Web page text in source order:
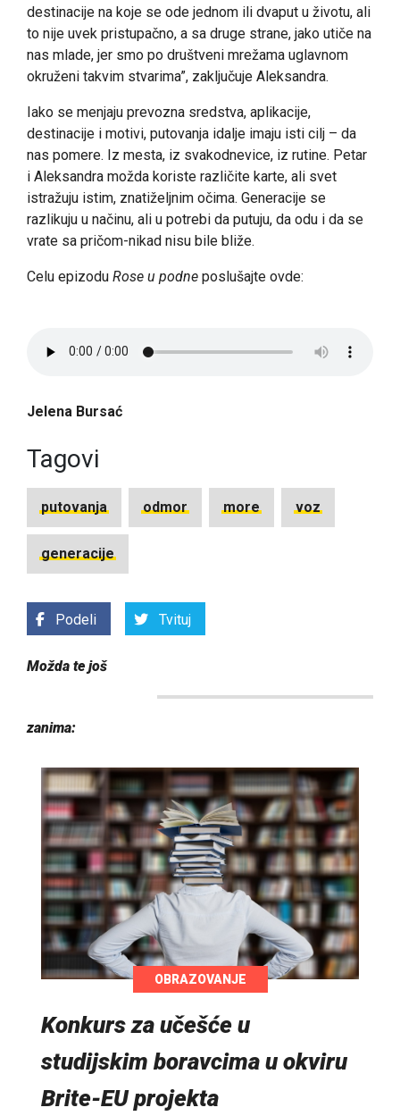
destinacije na koje se ode jednom ili dvaput u životu, ali
to nije uvek pristupačno, a sa druge strane, jako utiče na
nas mlade, jer smo po društveni mrežama uglavnom
okruženi takvim stvarima”, zaključuje Aleksandra.
Iako se menjaju prevozna sredstva, aplikacije,
destinacije i motivi, putovanja idalje imaju isti cilj – da
nas pomere. Iz mesta, iz svakodnevice, iz rutine. Petar
i Aleksandra možda koriste različite karte, ali svet
istražuju istim, znatiželjnim očima. Generacije se
razlikuju u načinu, ali u potrebi da putuju, da odu i da se
vrate sa pričom-nikad nisu bile bliže.
Celu epizodu Rose u podne poslušajte ovde:
Jelena Bursać
Tagovi
putovanja odmor more voz
generacije
Podeli Tvituj
Možda te još
zanima:
OBRAZOVANJE
Konkurs za učešće u
studijskim boravcima u okviru
Brite-EU projekta